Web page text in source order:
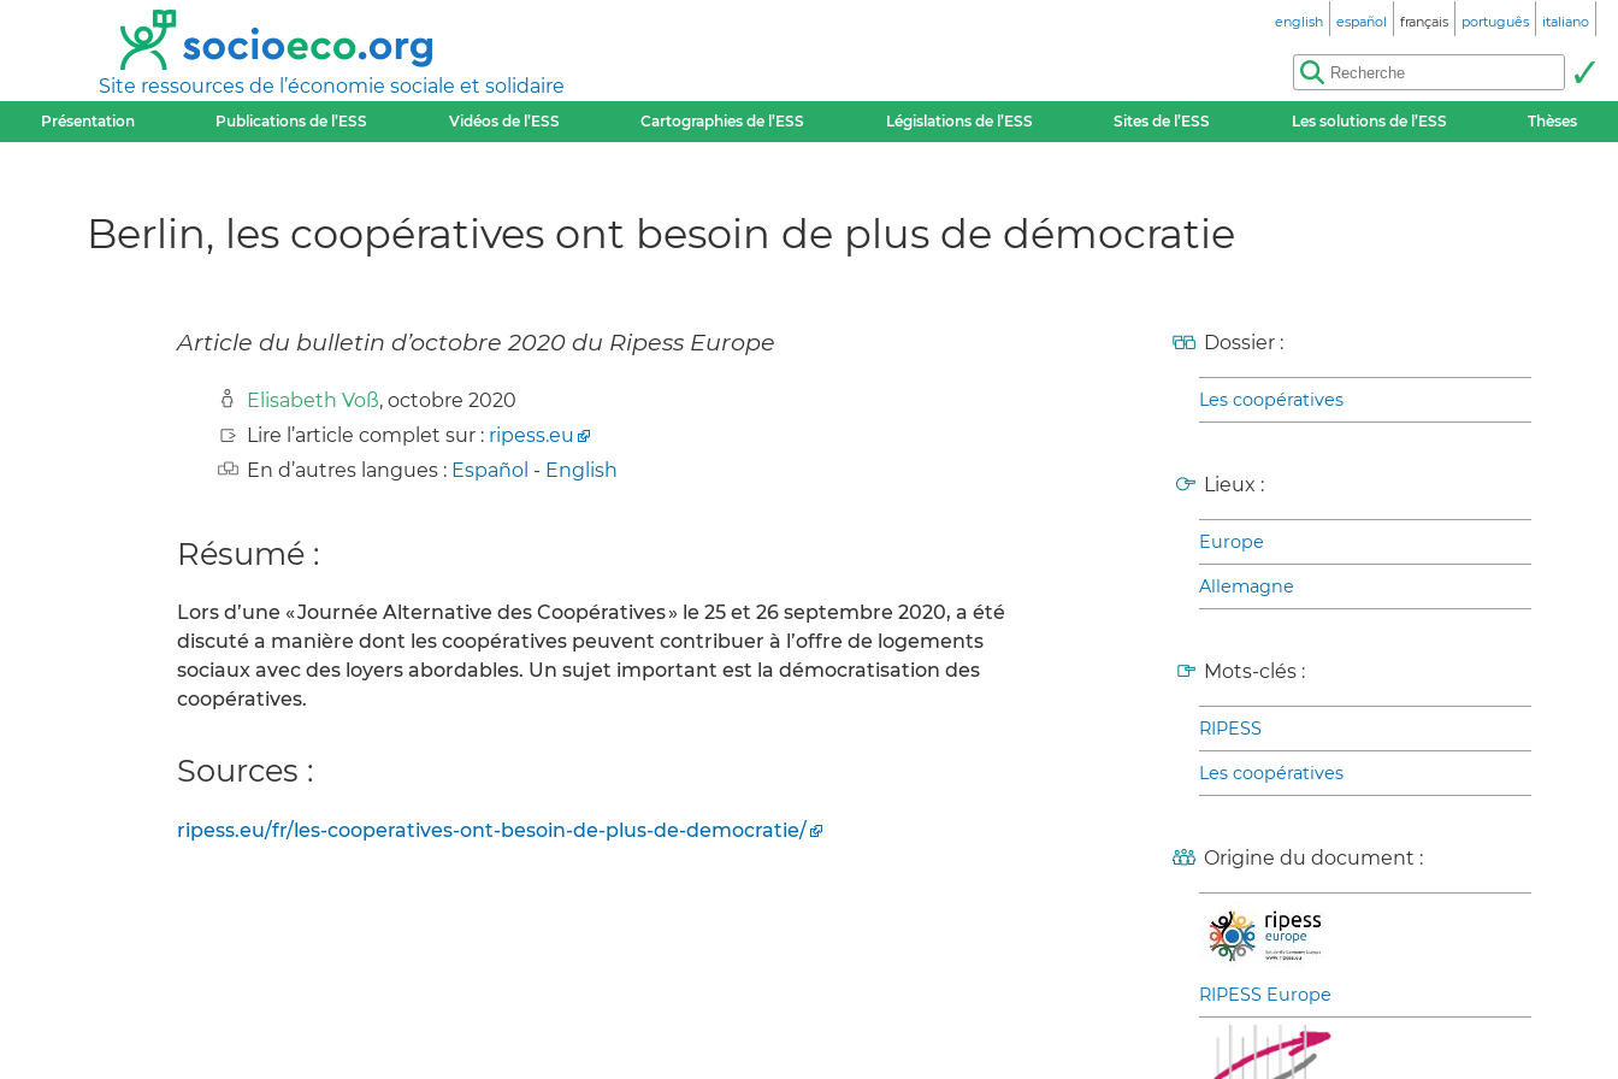
Site ressources de l’économie sociale et solidaire
english español français português italiano
Présentation Publications de l’ESS Vidéos de l’ESS Cartographies de l’ESS Législations de l’ESS Sites de l’ESS Les solutions de l’ESS Thèses
Berlin, les coopératives ont besoin de plus de démocratie
Article du bulletin d’octobre 2020 du Ripess Europe
Elisabeth Voß, octobre 2020
Lire l’article complet sur : ripess.eu
En d’autres langues : Español - English
Résumé :
Lors d’une « Journée Alternative des Coopératives » le 25 et 26 septembre 2020, a été
discuté a manière dont les coopératives peuvent contribuer à l’offre de logements
sociaux avec des loyers abordables. Un sujet important est la démocratisation des
coopératives.
Sources :
ripess.eu/fr/les-cooperatives-ont-besoin-de-plus-de-democratie/
Dossier :
Les coopératives
Lieux :
Europe
Allemagne
Mots-clés :
RIPESS
Les coopératives
Origine du document :
RIPESS Europe